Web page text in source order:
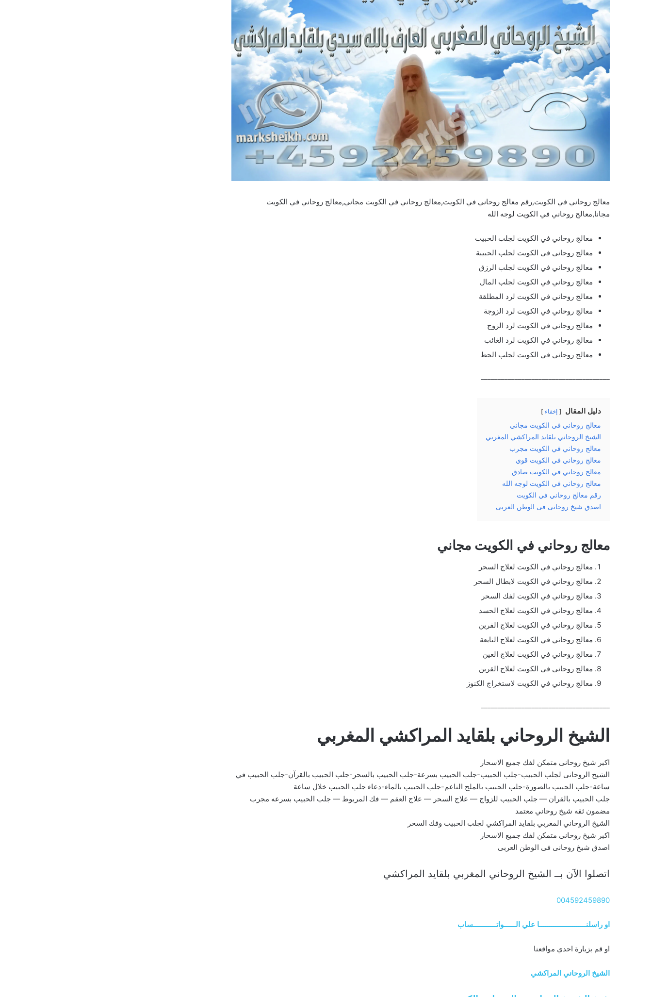
معالج روحاني في الكويت,رقم معالج روحاني في الكويت,معالج روحاني في الكويت مجاني,معالج روحاني في الكويت
مجانا,معالج روحاني في الكويت لوجه الله
معالج روحاني في الكويت لجلب الحبيب
معالج روحاني في الكويت لجلب الحبيبة
معالج روحاني في الكويت لجلب الرزق
معالج روحاني في الكويت لجلب المال
معالج روحاني في الكويت لرد المطلقة
معالج روحاني في الكويت لرد الزوجة
معالج روحاني في الكويت لرد الزوج
معالج روحاني في الكويت لرد الغائب
معالج روحاني في الكويت لجلب الحظ
دليل المقال إخفاء
معالج روحاني في الكويت مجاني
الشيخ الروحاني بلقايد المراكشي المغربي
معالج روحاني في الكويت مجرب
معالج روحاني في الكويت قوي
معالج روحاني في الكويت صادق
معالج روحاني في الكويت لوجه الله
رقم معالج روحاني في الكويت
اصدق شيخ روحانى فى الوطن العربى
معالج روحاني في الكويت مجاني
معالج روحاني في الكويت لعلاج السحر
معالج روحاني في الكويت لابطال السحر
معالج روحاني في الكويت لفك السحر
معالج روحاني في الكويت لعلاج الحسد
معالج روحاني في الكويت لعلاج القرين
معالج روحاني في الكويت لعلاج التابعة
معالج روحاني في الكويت لعلاج العين
معالج روحاني في الكويت لعلاج القرين
معالج روحاني في الكويت لاستخراج الكنوز
الشيخ الروحاني بلقايد المراكشي المغربي
اكبر شيخ روحانى متمكن لفك جميع الاسحار
الشيخ الروحانى لجلب الحبيب-جلب الحبيب-جلب الحبيب بسرعة-جلب الحبيب بالسحر-جلب الحبيب بالقرآن-جلب الحبيب في
ساعة-جلب الحبيب بالصورة-جلب الحبيب بالملح الناعم-جلب الحبيب بالماء-دعاء جلب الحبيب خلال ساعة
جلب الحبيب بالقران — جلب الحبيب للزواج — علاج السحر — علاج العقم — فك المربوط — جلب الحبيب بسرعه مجرب
مضمون ثقه شيخ روحاني معتمد
الشيخ الروحاني المغربي بلقايد المراكشي لجلب الحبيب وفك السحر
اكبر شيخ روحانى متمكن لفك جميع الاسحار
اصدق شيخ روحانى فى الوطن العربى
اتصلوا الآن بــ الشيخ الروحاني المغربي بلقايد المراكشي
004592459890
او راسلنــــــــــــــــــــــــا علي الــــــواتــــــــــــساب
او قم بزيارة احدي مواقعنا
الشيخ الروحاني المراكشي